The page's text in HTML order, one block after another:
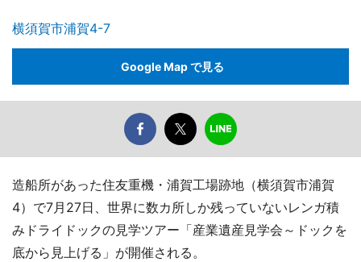
横須賀市浦賀4-7
Google Map で見る
造船所があった住友重機・浦賀工場跡地（横須賀市浦賀
4）で7月27日、世界に数カ所しか残っていないレンガ積
みドライドックの見学ツアー「産業遺産見学会～ドックを
底から見上げる」が開催される。